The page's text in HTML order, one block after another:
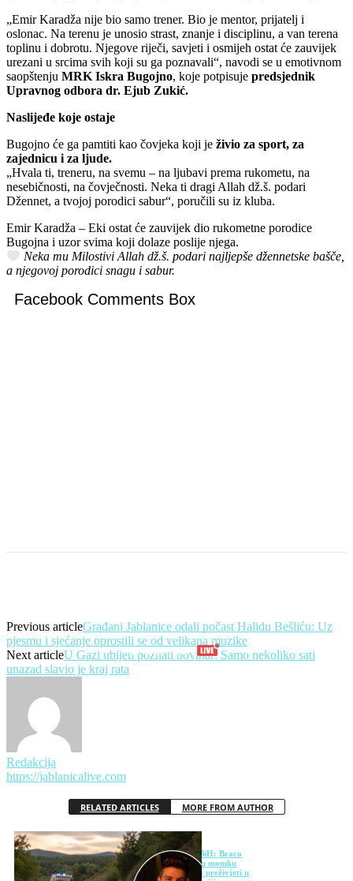
„Emir Karadža nije bio samo trener. Bio je mentor, prijatelj i
oslonac. Na terenu je unosio strast, znanje i disciplinu, a van terena
toplinu i dobrotu. Njegove riječi, savjeti i osmijeh ostat će zauvijek
urezani u srcima svih koji su ga poznavali“, navodi se u emotivnom
saopštenju MRK Iskra Bugojno, koje potpisuje predsjednik
Upravnog odbora dr. Ejub Zukić.
Naslijeđe koje ostaje
Bugojno će ga pamtiti kao čovjeka koji je živio za sport, za
zajednicu i za ljude.
„Hvala ti, treneru, na svemu – na ljubavi prema rukometu, na
nesebičnosti, na čovječnosti. Neka ti dragi Allah dž.š. podari
Džennet, a tvojoj porodici sabur“, poručili su iz kluba.
Emir Karadža – Eki ostat će zauvijek dio rukometne porodice
Bugojna i uzor svima koji dolaze poslije njega.
Neka mu Milostivi Allah dž.š. podari najljepše džennetske bašče,
a njegovoj porodici snagu i sabur.
Facebook Comments Box
Previous articleGrađani Jablanice odali počast Halidu Bešliću: Uz
pjesmu i sjećanje oprostili se od velikana muzike
Next articleU Gazi ubijen poznati novinar: Samo nekoliko sati
unazad slavio je kraj rata
Redakcija
https://jablanicalive.com
RELATED ARTICLES MORE FROM AUTHOR
Dirljiva priča iz BiH: Braco
Kendić gradi kuću momku
koji je pokušavao preživjeti u